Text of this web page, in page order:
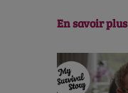
En savoir plus